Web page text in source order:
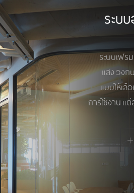
ระบ
ระบบเฟร
แสง วงก
แบบให้เลื
การใช้งาน แ
+